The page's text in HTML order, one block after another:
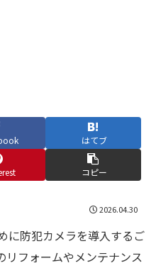
はてブ
コピー
2026.04.30
に防犯カメラを導入するご
リフォームやメンテナンス